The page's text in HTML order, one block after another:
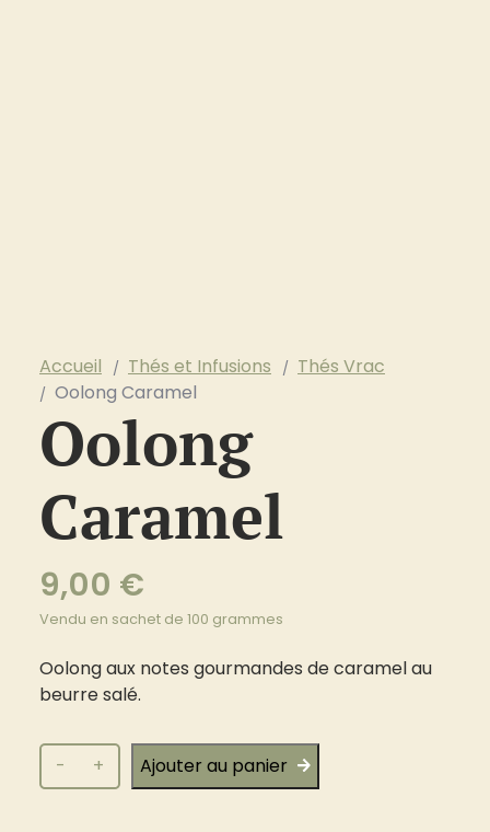
Accueil Thés et Infusions
Thés Vrac
Oolong Caramel
Oolong
Caramel
9,00 €
Vendu en sachet de 100 grammes
Oolong aux notes gourmandes de caramel au
beurre salé.
quantité
de
- + Ajouter au panier